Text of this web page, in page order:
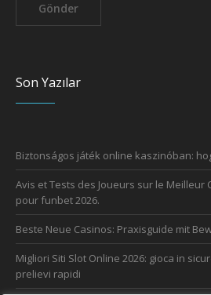
Son Yazılar
Biztonságos játék online kaszinóban:
Avis et Tests des Joueurs sur le Meilleur
pour funbet 2026.
Beste Neue Casinos: Praxisguide mit
Migliori Siti Slot Online 2026: gioca in
prelievi rapidi